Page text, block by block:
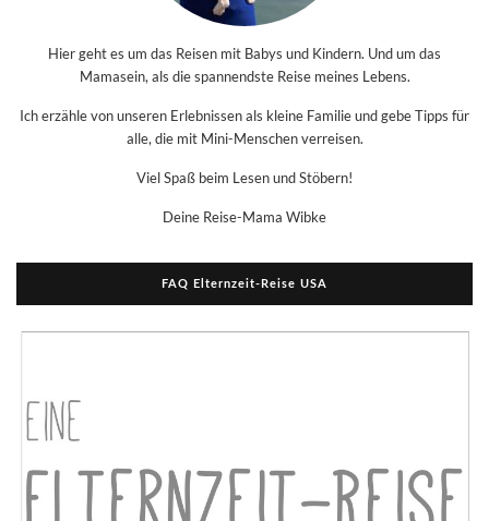
Hier geht es um das Reisen mit Babys und Kindern. Und um das
Mamasein, als die spannendste Reise meines Lebens.
Ich erzähle von unseren Erlebnissen als kleine Familie und gebe Tipps für
alle, die mit Mini-Menschen verreisen.
Viel Spaß beim Lesen und Stöbern!
Deine Reise-Mama Wibke
FAQ Elternzeit-Reise USA